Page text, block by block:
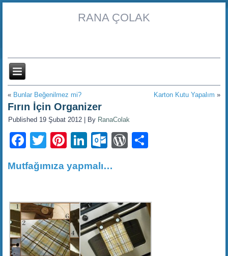
RANA ÇOLAK
« Bunlar Beğenilmez mi? Karton Kutu Yapalım »
Fırın İçin Organizer
Published 19 Şubat 2012 By RanaColak
Facebook
TwitterPinterest
LinkedIn
Outlook.com
WordPress
Mutfağımıza yapmalı…